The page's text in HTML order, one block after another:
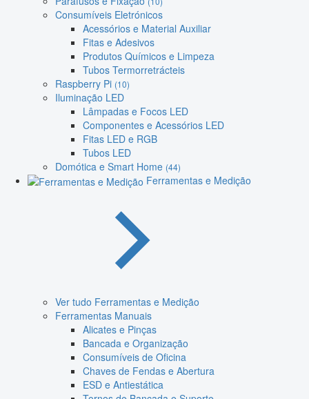
Consumíveis Eletrónicos
Acessórios e Material Auxiliar
Fitas e Adesivos
Produtos Químicos e Limpeza
Tubos Termorretrácteis
Raspberry Pi (10)
Iluminação LED
Lâmpadas e Focos LED
Componentes e Acessórios LED
Fitas LED e RGB
Tubos LED
Domótica e Smart Home (44)
Ferramentas e Medição
Ver tudo Ferramentas e Medição
Ferramentas Manuais
Alicates e Pinças
Bancada e Organização
Consumíveis de Oficina
Chaves de Fendas e Abertura
ESD e Antiestática